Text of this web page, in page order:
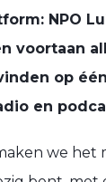
NPO
voortaan
op
en
we